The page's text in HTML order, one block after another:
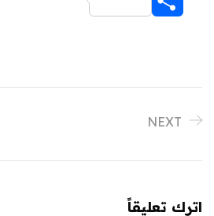
NEXT
اترك تعليقاً